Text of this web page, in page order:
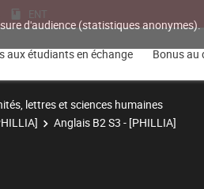
d'audience (statistiques anonymes).
ENT
aux étudiants en échange Bonus au
lettres et sciences humaines
Anglais B2 S3 - [PHILLIA]